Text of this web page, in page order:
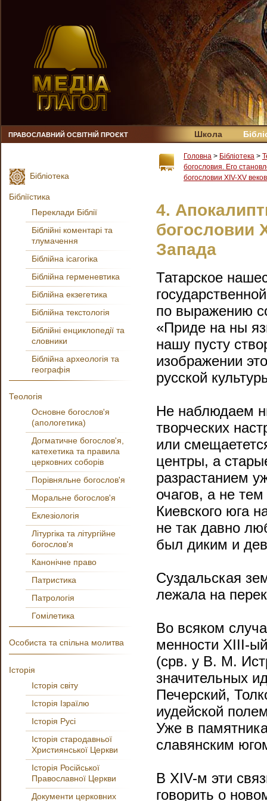
ПРАВОСЛАВНИЙ ОСВІТНІЙ ПРОЄКТ Школа
Головна > Бібліотека >
богословия. Его
богословии XIV-XV
4.
богословии
Запада
Татарское
по выражению
«Приде на ны
нашу пусту
изображении
рус­ской
Не наблюдаем
творческих
или
центры, а
разрастанием
очагов, а не
Киевского юга
не так давно
был диким и
Суздальская
лежала на
Во всяком
менности ХIII-
(срв. у В. М.
значительных
Печерский,
иудейской
Уже в
славянским
В XIV-м эти
говорить о
Бібліотека
Бібліїстика
Переклади Біблії
Біблійні коментарі та
тлумачення
Біблійна ісагогіка
Біблійна герменевтика
Біблійна екзегетика
Біблійна текстологія
Біблійні енциклопедії та
словники
Біблійна археологія та
географія
Теологія
Основне богослов'я
(апологетика)
Догматичне богослов'я,
катехетика та правила
церковних соборів
Порівняльне богослов'я
Моральне богослов'я
Еклезіологія
Літургіка та літургійне
богослов'я
Канонічне право
Патристика
Патрологія
Гомілетика
Особиста та спільна молитва
Історія
Історія світу
Історія Ізраїлю
Історія Русі
Історія стародавньої
Християнської Церкви
Історія Російської
Православної Церкви
Документи церковних